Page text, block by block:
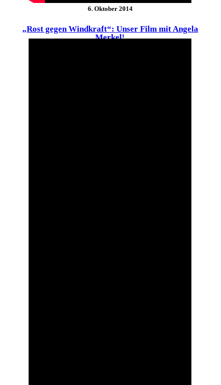
6. Oktober 2014
„Rost gegen Windkraft“: Unser Film mit Angela
Merkel!